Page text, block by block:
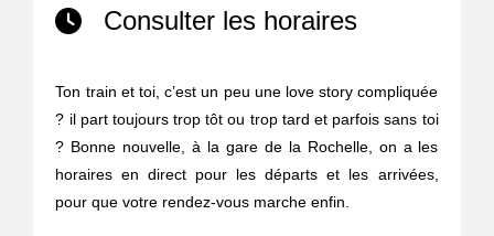
Consulter les horaires
Ton train et toi, c’est un peu une love story compliquée
? il part toujours trop tôt ou trop tard et parfois sans toi
? Bonne nouvelle, à la gare de la Rochelle, on a les
horaires en direct pour les départs et les arrivées,
pour que votre rendez-vous marche enfin.